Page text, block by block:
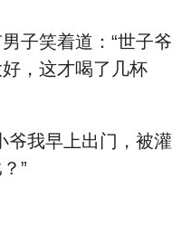
子笑着道：“世子爷
，这才喝了几杯
爷我早上出门，被灌
”